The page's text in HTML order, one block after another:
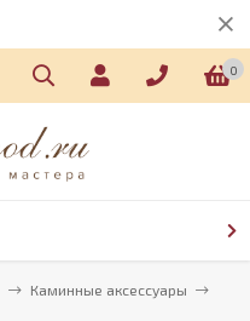
0
Каминные аксессуары